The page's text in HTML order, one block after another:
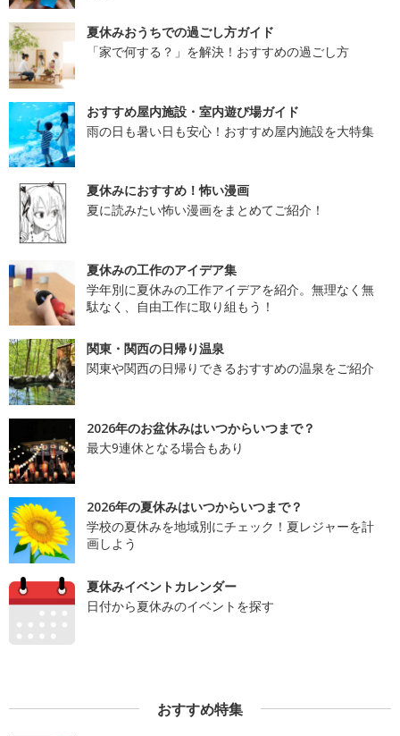
夏休みおうちでの過ごし方ガイド
「家で何する？」を解決！おすすめの過ごし方
おすすめ屋内施設・室内遊び場ガイド
雨の日も暑い日も安心！おすすめ屋内施設を大特集
夏休みにおすすめ！怖い漫画
夏に読みたい怖い漫画をまとめてご紹介！
夏休みの工作のアイデア集
学年別に夏休みの工作アイデアを紹介。無理なく無
駄なく、自由工作に取り組もう！
関東・関西の日帰り温泉
関東や関西の日帰りできるおすすめの温泉をご紹介
2026年のお盆休みはいつからいつまで？
最大9連休となる場合もあり
2026年の夏休みはいつからいつまで？
学校の夏休みを地域別にチェック！夏レジャーを計
画しよう
夏休みイベントカレンダー
日付から夏休みのイベントを探す
おすすめ特集